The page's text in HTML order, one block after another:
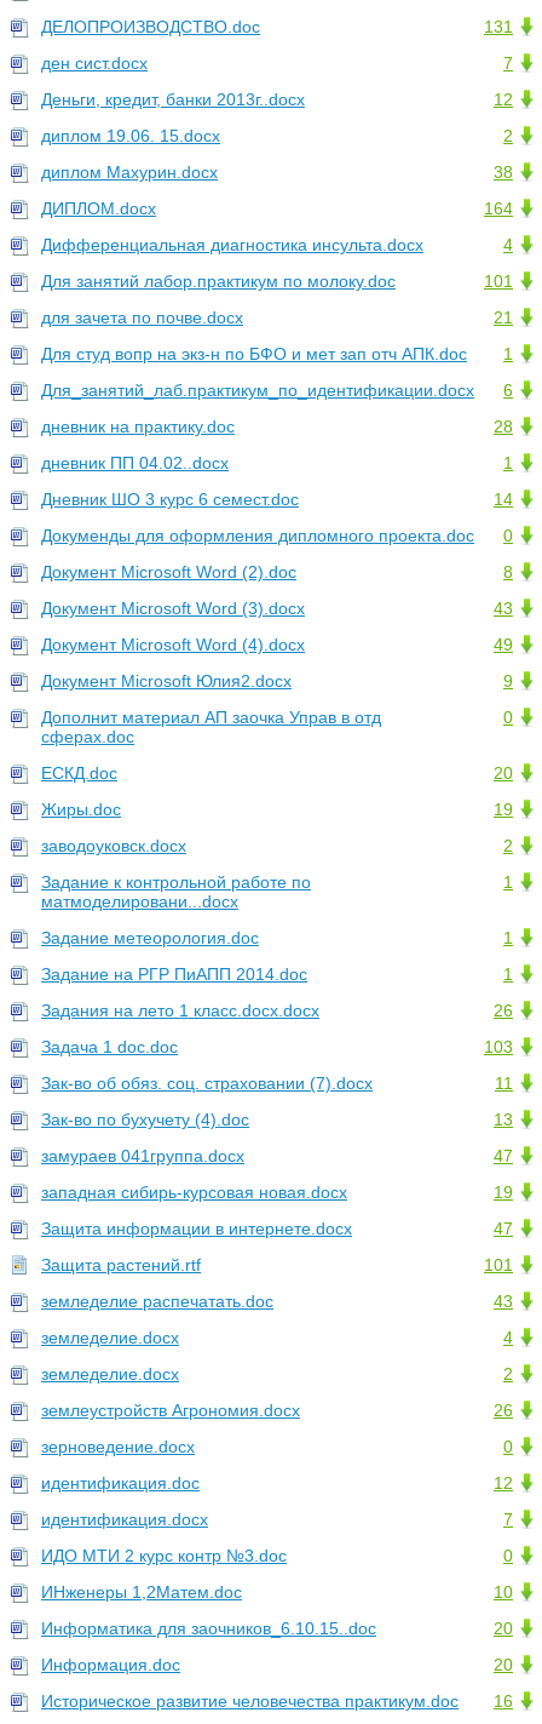
131
ДЕЛОПРОИЗВОДСТВО.doc
7
ден сист.docx
12
Деньги, кредит, банки 2013г..docx
2
диплом 19.06. 15.docx
38
диплом Махурин.docx
164
ДИПЛОМ.docx
4
Дифференциальная диагностика инсульта.docx
101
Для занятий лабор.практикум по молоку.doc
21
для зачета по почве.docx
1
Для студ вопр на экз-н по БФО и мет зап отч АПК.doc
6
Для_занятий_лаб.практикум_по_идентификации.docx
28
дневник на практику.doc
1
дневник ПП 04.02..docx
14
Дневник ШО 3 курс 6 семест.doc
0
Докуменды для оформления дипломного проекта.doc
8
Документ Microsoft Word (2).doc
43
Документ Microsoft Word (3).docx
49
Документ Microsoft Word (4).docx
9
Документ Microsoft Юлия2.docx
0
Дополнит материал АП заочка Управ в отд
сферах.doc
20
ЕСКД.doc
19
Жиры.doc
2
заводоуковск.docx
1
Задание к контрольной работе по
матмоделировани...docx
1
Задание метеорология.doc
1
Задание на РГР ПиАПП 2014.doc
26
Задания на лето 1 класс.docx.docx
103
Задача 1 doc.doc
11
Зак-во об обяз. соц. страховании (7).docx
13
Зак-во по бухучету (4).doc
47
замураев 041группа.docx
19
западная сибирь-курсовая новая.docx
47
Защита информации в интернете.docx
101
Защита растений.rtf
43
земледелие распечатать.doc
4
земледелие.docx
2
земледелие.docx
26
землеустройств Агрономия.docx
0
зерноведение.docx
12
идентификация.doc
7
идентификация.docx
0
ИДО МТИ 2 курс контр №3.doc
10
ИНженеры 1,2Матем.doc
20
Информатика для заочников_6.10.15..doc
20
Информация.doc
16
Историческое развитие человечества практикум.doc